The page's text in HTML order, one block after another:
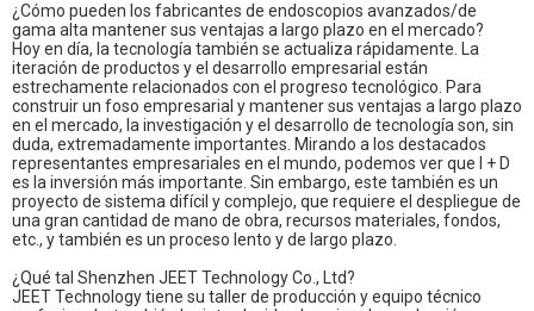
¿Cómo pueden los fabricantes de endoscopios avanzados/de
gama alta mantener sus ventajas a largo plazo en el mercado?
Hoy en día, la tecnología también se actualiza rápidamente. La
iteración de productos y el desarrollo empresarial están
estrechamente relacionados con el progreso tecnológico. Para
construir un foso empresarial y mantener sus ventajas a largo plazo
en el mercado, la investigación y el desarrollo de tecnología son, sin
duda, extremadamente importantes. Mirando a los destacados
representantes empresariales en el mundo, podemos ver que I + D
es la inversión más importante. Sin embargo, este también es un
proyecto de sistema difícil y complejo, que requiere el despliegue de
una gran cantidad de mano de obra, recursos materiales, fondos,
etc., y también es un proceso lento y de largo plazo.
¿Qué tal Shenzhen JEET Technology Co., Ltd?
JEET Technology tiene su taller de producción y equipo técnico